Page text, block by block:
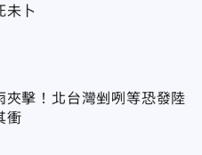
卜
夾擊！北台灣剉咧等恐發陸
衝